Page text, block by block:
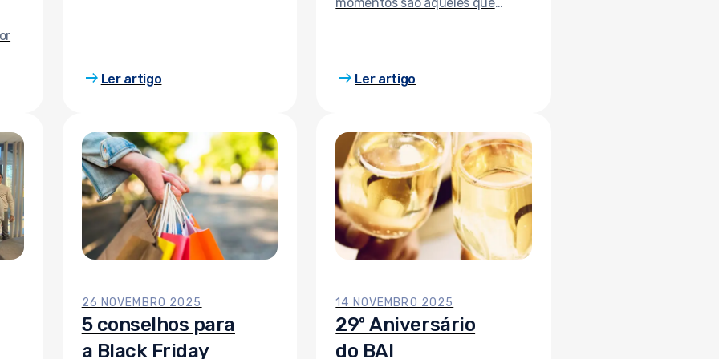
arrow_right_altLer artigo
caminhada.
arrow_right_altLer artigo
26 NOVEMBRO 2025
5 conselhos para
a Black Friday
14 NOVEMBRO 2025
29º Aniversário
do BAI